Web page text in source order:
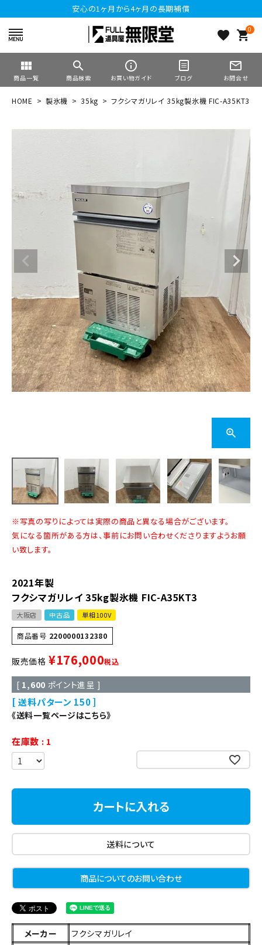
安心の1ヶ月から4ヶ月の長期補償
favorite 0
shopping_cart
view_module
商品一覧
search
商品検索
info_outline
お買い物ガイド ブログ
mail_outline
お問合せ
HOME 製氷機 35kg フクシマガリレイ 35kg製氷機 FIC-A35KT3
※写真の写りによっては実際の商品と異なる場合がございます。
気になる箇所がある方は、事前にお問い合わせくださりますようお願
い致します。
2021年製
フクシマガリレイ 35kg製氷機 FIC-A35KT3
大阪店 中古品 単相100V
商品番号 2200000132380
販売価格 ¥176,000税込
[ 1,600 ポイント進呈 ]
送料パターン 150
《送料一覧ページはこちら》
在庫数
1
カートに入れる
送料について
商品についてのお問い合わせ
メーカー
フクシマガリレイ